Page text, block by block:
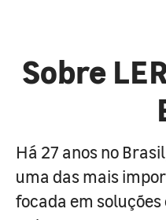
Sobre
Há 27 anos no
uma das mais
focada em